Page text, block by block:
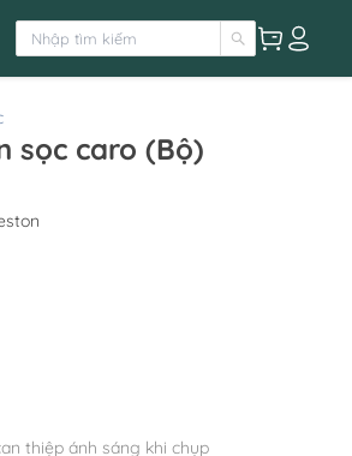
sọc caro (Bộ)
thiệp ánh sáng khi chụp